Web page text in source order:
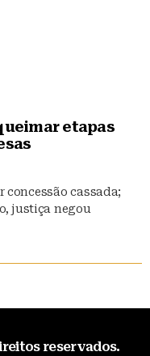
etapas
concessão cassada;
justiça negou
reservados.